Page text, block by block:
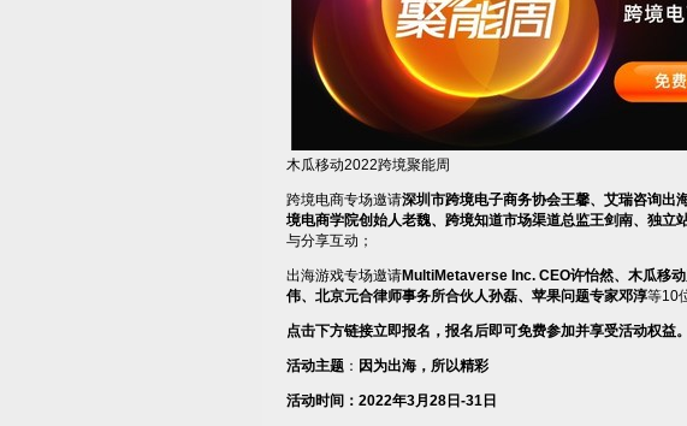
木瓜移动2022跨境聚能周
跨境电商专场邀请深圳市跨境电子商务协会王馨、艾瑞咨询出
境电商学院创始人老魏、跨境知道市场渠道总监王剑南、独立
与分享互动；
出海游戏专场邀请MultiMetaverse Inc. CEO许怡然、木瓜移
伟、北京元合律师事务所合伙人孙磊、苹果问题专家邓淳等10
点击下方链接立即报名，报名后即可免费参加并享受活动权益。
活动主题 ： 因为出海，所以精彩
活动时间： 2022年3月 28 日 -31 日